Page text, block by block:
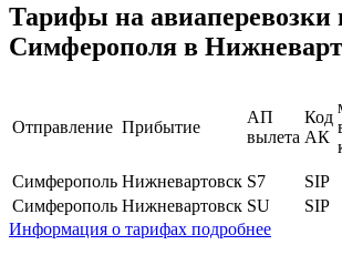
Тарифы на авиаперевозки
Симферополя в
Отправление Прибытие
АП
вылета
Код
АК
Симферополь Нижневартовск S7 SIP
Симферополь Нижневартовск SU SIP
Информация о тарифах подробнее